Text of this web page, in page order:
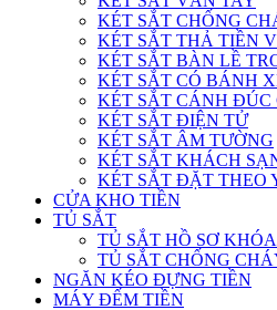
KÉT SẮT CHỐNG
KÉT SẮT THẢ TIỀN
KÉT SẮT BÀN LỀ
KÉT SẮT CÓ BÁNH
KÉT SẮT CÁNH ĐÚC
KÉT SẮT ĐIỆN TỬ
KÉT SẮT ÂM TƯỜNG
KÉT SẮT KHÁCH
KÉT SẮT ĐẶT THEO
CỬA KHO TIỀN
TỦ SẮT
TỦ SẮT HỒ SƠ
TỦ SẮT CHỐNG
NGĂN KÉO ĐỰNG TIỀN
MÁY ĐẾM TIỀN